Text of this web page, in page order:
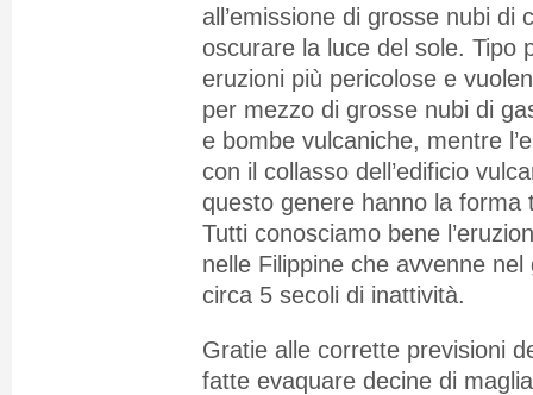
all’emissione di grosse nubi di
oscurare la luce del sole. Tipo
eruzioni più pericolose e
per mezzo di grosse nubi di
e bombe vulcaniche, mentre
con il collasso dell’edificio
questo genere hanno la forma
Tutti conosciamo bene
nelle Filippine che avvenne
circa 5 secoli di inattività.
Gratie alle corrette previsioni
fatte evaquare decine di